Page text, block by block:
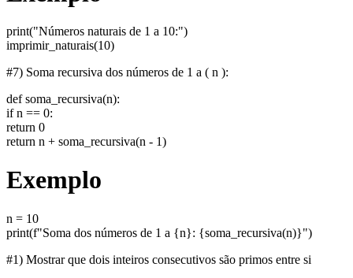
print("Números naturais de 1 a 10:")
imprimir_naturais(10)
#7) Soma recursiva dos números de 1 a ( n ):
def soma_recursiva(n):
if n == 0:
return 0
return n + soma_recursiva(n - 1)
Exemplo
n = 10
print(f"Soma dos números de 1 a {n}: {soma_recursiva(n)}")
#1) Mostrar que dois inteiros consecutivos são primos entre si